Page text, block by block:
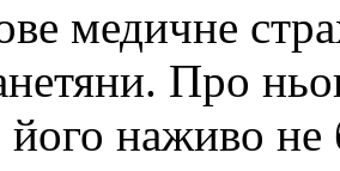
медичне
Про
його наживо